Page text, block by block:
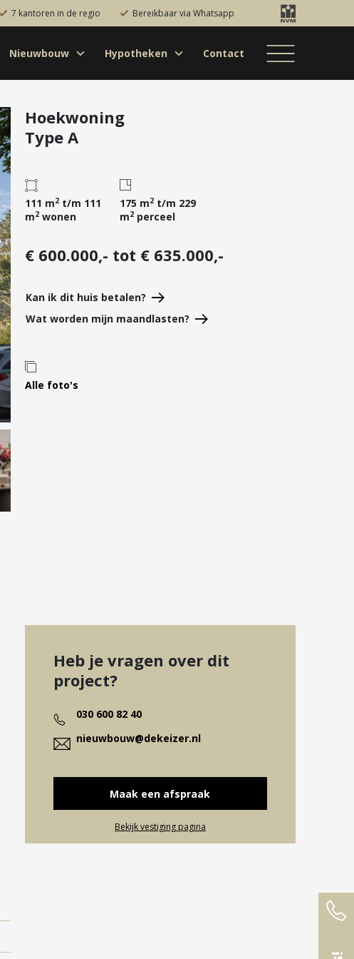
Leer ons kennen
7 kantoren in de regio Bereikbaar via Whatsapp
Bestaande bouw
Nieuwbouw
Bedrijfsaanbod
Internationaal
Nieuwbouw Hypotheken
Starterslening
Financiële check
Duurzame
Banken
Contact
Hoekwoning
Type A
111 m2 t/m 111
m2 wonen
175 m2 t/m 229
m2 perceel
€ 600.000,- tot € 635.000,-
Kan ik dit huis betalen?
Wat worden mijn maandlasten?
Alle foto's
Heb je vragen over dit
project?
030 600 82 40
nieuwbouw@dekeizer.nl
Maak een afspraak
Bekijk vestiging pagina